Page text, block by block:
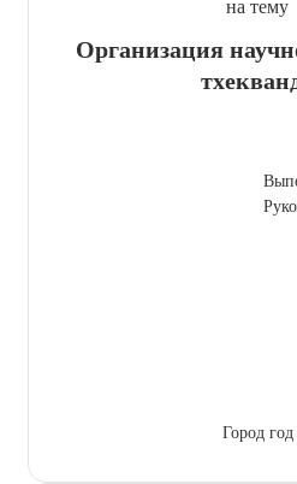
на тему
Организация
Город год